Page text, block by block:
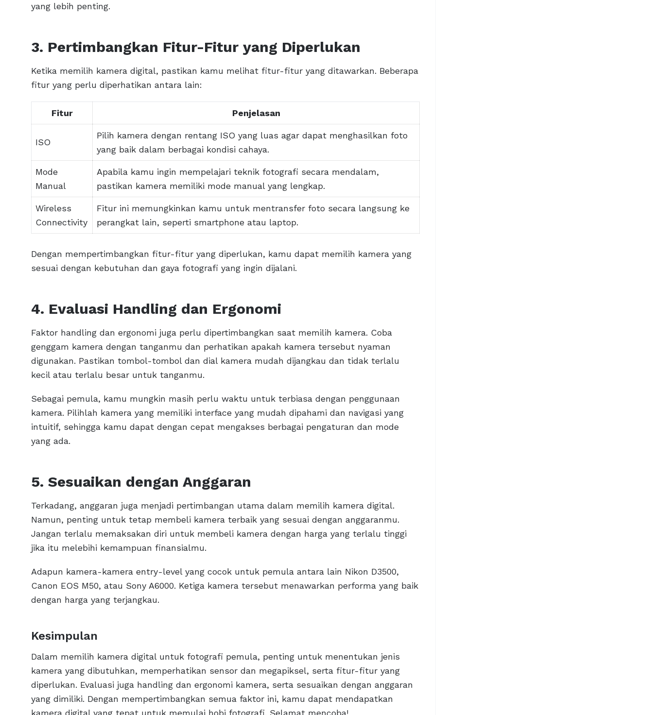
yang lebih penting.
3. Pertimbangkan Fitur-Fitur yang Diperlukan
Ketika memilih kamera digital, pastikan kamu melihat fitur-fitur yang ditawarkan. Beberapa
fitur yang perlu diperhatikan antara lain:
Fitur Penjelasan
ISO
Pilih kamera dengan rentang ISO yang luas agar dapat menghasilkan foto
yang baik dalam berbagai kondisi cahaya.
Mode
Manual
Apabila kamu ingin mempelajari teknik fotografi secara mendalam,
pastikan kamera memiliki mode manual yang lengkap.
Wireless
Connectivity
Fitur ini memungkinkan kamu untuk mentransfer foto secara langsung ke
perangkat lain, seperti smartphone atau laptop.
Dengan mempertimbangkan fitur-fitur yang diperlukan, kamu dapat memilih kamera yang
sesuai dengan kebutuhan dan gaya fotografi yang ingin dijalani.
4. Evaluasi Handling dan Ergonomi
Faktor handling dan ergonomi juga perlu dipertimbangkan saat memilih kamera. Coba
genggam kamera dengan tanganmu dan perhatikan apakah kamera tersebut nyaman
digunakan. Pastikan tombol-tombol dan dial kamera mudah dijangkau dan tidak terlalu
kecil atau terlalu besar untuk tanganmu.
Sebagai pemula, kamu mungkin masih perlu waktu untuk terbiasa dengan penggunaan
kamera. Pilihlah kamera yang memiliki interface yang mudah dipahami dan navigasi yang
intuitif, sehingga kamu dapat dengan cepat mengakses berbagai pengaturan dan mode
yang ada.
5. Sesuaikan dengan Anggaran
Terkadang, anggaran juga menjadi pertimbangan utama dalam memilih kamera digital.
Namun, penting untuk tetap membeli kamera terbaik yang sesuai dengan anggaranmu.
Jangan terlalu memaksakan diri untuk membeli kamera dengan harga yang terlalu tinggi
jika itu melebihi kemampuan finansialmu.
Adapun kamera-kamera entry-level yang cocok untuk pemula antara lain Nikon D3500,
Canon EOS M50, atau Sony A6000. Ketiga kamera tersebut menawarkan performa yang baik
dengan harga yang terjangkau.
Kesimpulan
Dalam memilih kamera digital untuk fotografi pemula, penting untuk menentukan jenis
kamera yang dibutuhkan, memperhatikan sensor dan megapiksel, serta fitur-fitur yang
diperlukan. Evaluasi juga handling dan ergonomi kamera, serta sesuaikan dengan anggaran
yang dimiliki. Dengan mempertimbangkan semua faktor ini, kamu dapat mendapatkan
kamera digital yang tepat untuk memulai hobi fotografi. Selamat mencoba!